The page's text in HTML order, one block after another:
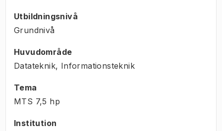
Utbildningsnivå
Grundnivå
Huvudområde
Datateknik, Informationsteknik
Tema
MTS 7,5 hp
Institution